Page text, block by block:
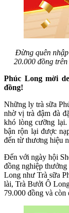
Đừng quên
20.000 đồng
Phúc Long mời
đồng!
Những ly trà sữa
nhờ vị trà đậm đà
khó lòng cưỡng
bận rộn lại được
đến từ thương hiệu
Đến với ngày hội
đồng nghiệp thưởng
Long như Trà sữa
lài, Trà Bưởi Ô
79.000 đồng và còn